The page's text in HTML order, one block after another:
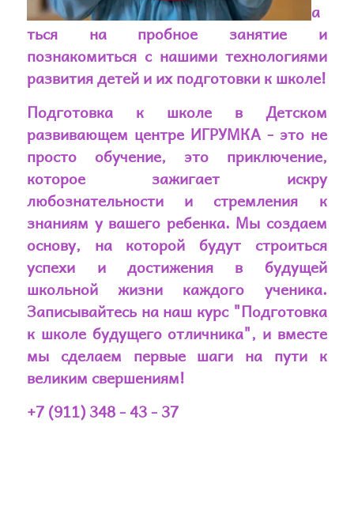
а
ться на пробное занятие и
познакомиться с нашими технологиями
развития детей и их подготовки к школе!
Подготовка к школе в Детском
развивающем центре ИГРУМКА - это не
просто обучение, это приключение,
которое зажигает искру
любознательности и стремления к
знаниям у вашего ребенка. Мы создаем
основу, на которой будут строиться
успехи и достижения в будущей
школьной жизни каждого ученика.
Записывайтесь на наш курс "Подготовка
к школе будущего отличника", и вместе
мы сделаем первые шаги на пути к
великим свершениям!
+7 (911) 348 - 43 - 37